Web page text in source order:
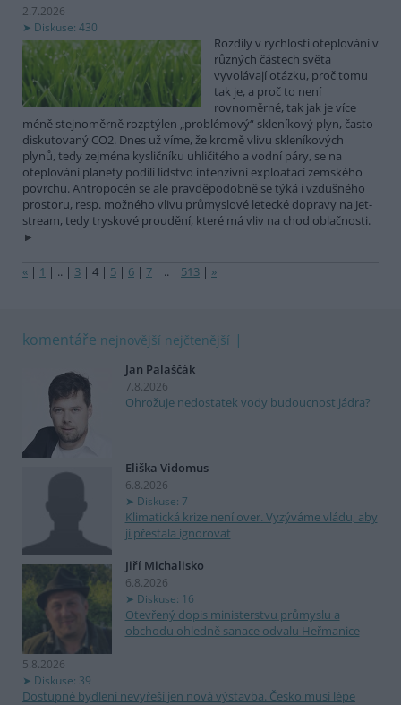
2.7.2026
Diskuse: 430
Rozdíly v rychlosti oteplování v
různých částech světa
vyvolávají otázku, proč tomu
tak je, a proč to není
rovnoměrné, tak jak je více
méně stejnoměrně rozptýlen „problémový“ skleníkový plyn, často
diskutovaný CO2. Dnes už víme, že kromě vlivu skleníkových
plynů, tedy zejména kysličníku uhličitého a vodní páry, se na
oteplování planety podílí lidstvo intenzivní exploatací zemského
povrchu. Antropocén se ale pravděpodobně se týká i vzdušného
prostoru, resp. možného vlivu průmyslové letecké dopravy na Jet-
stream, tedy tryskové proudění, které má vliv na chod oblačnosti.
« | 1 | .. | 3 | 4 | 5 | 6 | 7 | .. | 513 | »
komentáře nejnovější nejčtenější
Jan Palaščák
7.8.2026
Ohrožuje nedostatek vody budoucnost jádra?
Eliška Vidomus
6.8.2026
Diskuse: 7
Klimatická krize není over. Vyzýváme vládu, aby
ji přestala ignorovat
Jiří Michalisko
6.8.2026
Diskuse: 16
Otevřený dopis ministerstvu průmyslu a
obchodu ohledně sanace odvalu Heřmanice
5.8.2026
Diskuse: 39
Dostupné bydlení nevyřeší jen nová výstavba. Česko musí lépe